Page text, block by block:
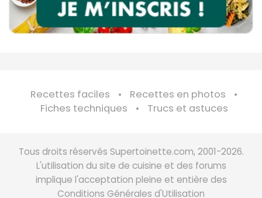
Recettes faciles
Recettes en photos
Fiches techniques
Trucs et astuces
Tous droits réservés Supertoinette.com, 2001-2026.
L'utilisation du site de cuisine et des forums
implique l'acceptation pleine et entière des
Conditions Générales d'Utilisation